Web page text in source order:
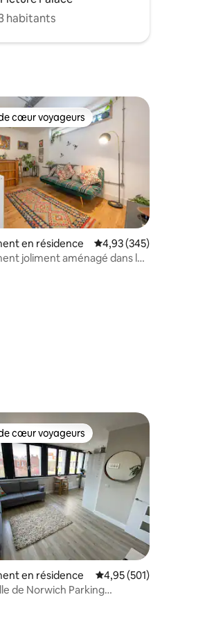
habitants
base de 114 commentaires : 4,94 sur 5
cœur voyageurs les plus appréciés
cœur voyageurs
en résidence Évaluation moyenne
4,93 (345)
joliment aménagé dans le
base de 110 commentaires : 4,95 sur 5
cœur voyageurs les plus appréciés
cœur voyageurs
en résidence Évaluation moyenne
4,95 (501)
Norwich Parking
place